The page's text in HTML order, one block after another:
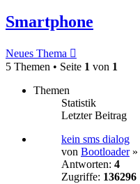
Smartphone
Neues Thema
5 Themen • Seite 1 von 1
Themen
Statistik
Letzter Beitrag
kein sms dialog
von Bootloader»
Antworten: 4
Zugriffe: 136296